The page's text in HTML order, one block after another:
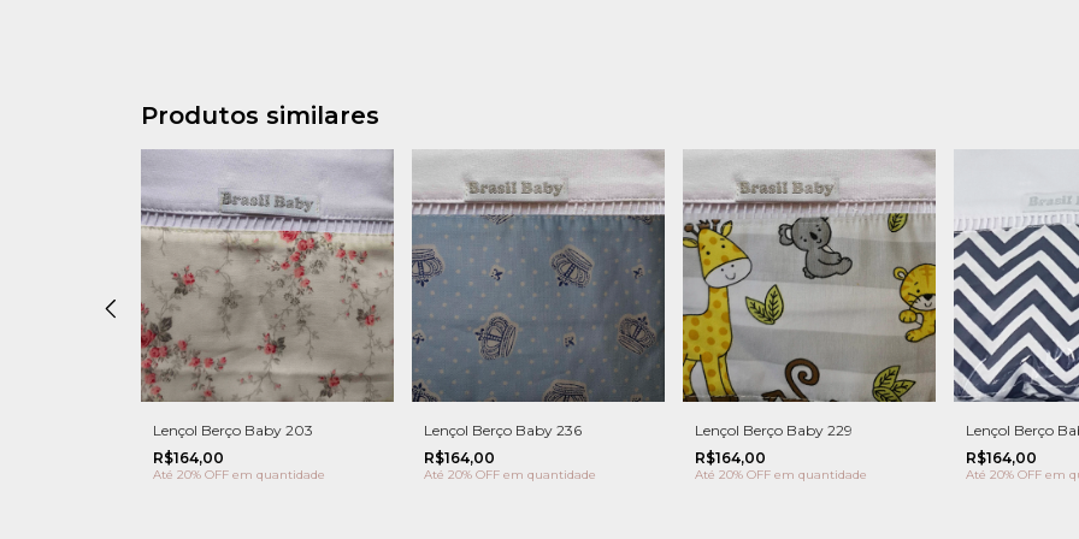
Produtos similares
Lençol Berço Baby 203
R$164,00
Até 20% OFF em quantidade
Lençol Berço Baby 236
R$164,00
Até 20% OFF em quantidade
Lençol Berço Baby 229
R$164,00
Até 20% OFF em quantidade
Lençol Berço
R$164,00
Até 20% OFF em